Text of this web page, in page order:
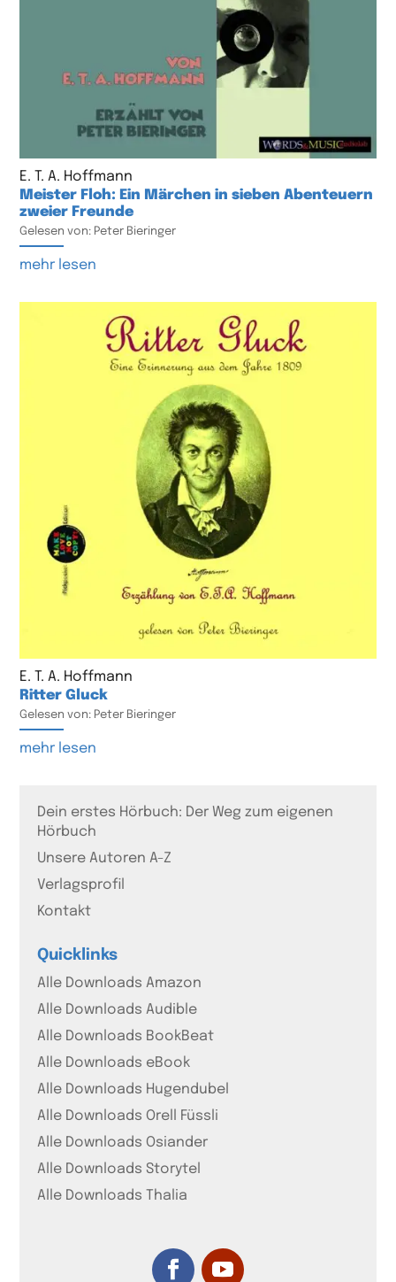
E. T. A. Hoffmann
Meister Floh: Ein Märchen in sieben Abenteuern
zweier Freunde
Gelesen von: Peter Bieringer
mehr lesen
E. T. A. Hoffmann
Ritter Gluck
Gelesen von: Peter Bieringer
mehr lesen
Dein erstes Hörbuch: Der Weg zum eigenen
Hörbuch
Unsere Autoren A-Z
Verlagsprofil
Kontakt
Quicklinks
Alle Downloads Amazon
Alle Downloads Audible
Alle Downloads BookBeat
Alle Downloads eBook
Alle Downloads Hugendubel
Alle Downloads Orell Füssli
Alle Downloads Osiander
Alle Downloads Storytel
Alle Downloads Thalia